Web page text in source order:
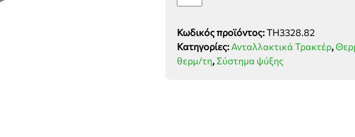
διεθνής,
44mm-
82οC
ποσότητα
Κωδικός προϊόντος:TH3328.82
Κατηγορίες: Ανταλλακτικά Τρακτέρ,
θερμ/τη, Σύστημα ψύξης